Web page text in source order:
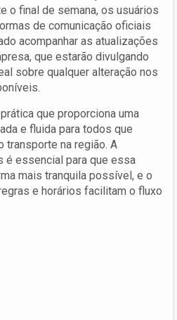
o final de semana, os usuários
de comunicação oficiais
acompanhar as atualizações
que estarão divulgando
sobre qualquer alteração nos
que proporciona uma
e fluida para todos que
transporte na região. A
é essencial para que essa
mais tranquila possível, e o
e horários facilitam o fluxo